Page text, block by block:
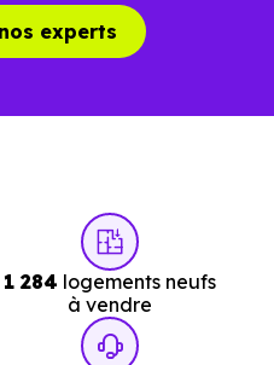
experts
1 284 logements neufs
à vendre